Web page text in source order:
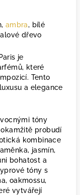
ambra, bílé
dřevo
je
které
Tento
a elegance
tóny
probudí
kombinace
jasmín,
bohatost a
tóny s
oakmossu,
vytvářejí